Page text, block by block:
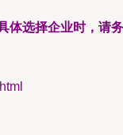
体选择企业时，请务